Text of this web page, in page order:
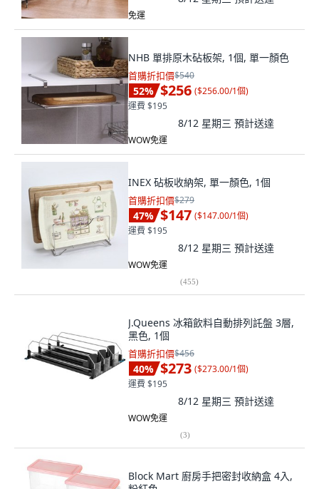
免運
NHB 單排原木砧板架, 1個, 單一顏色
首購折扣價$540
52% $256 ($256.00/1個)
運費 $195
8/12 星期三 預計送達
WOW免運
INEX 砧板收納架, 單一顏色, 1個
首購折扣價$279
47% $147 ($147.00/1個)
運費 $195
8/12 星期三 預計送達
WOW免運
(455)
J.Queens 冰箱飲料自動排列託盤 3層,
黑色, 1個
首購折扣價$456
40% $273 ($273.00/1個)
運費 $195
8/12 星期三 預計送達
WOW免運
(3)
Block Mart 廚房手把密封收納盒 4入,